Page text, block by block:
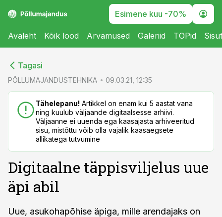
Esimene kuu -70%
Avaleht Kõik lood Arvamused Galeriid TOPid
Tagasi
PÕLLUMAJANDUSTEHNIKA 09.03.21, 12:35
Tähelepanu! Artikkel on enam kui 5 aastat vana
ning kuulub väljaande digitaalsesse arhiivi.
Väljaanne ei uuenda ega kaasajasta arhiveeritud
sisu, mistõttu võib olla vajalik kaasaegsete
allikatega tutvumine
Digitaalne täppisviljelus uue
äpi abil
Uue, asukohapõhise äpiga, mille arendajaks on